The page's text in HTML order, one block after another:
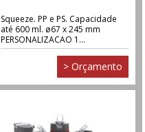
Squeeze. PP e PS. Capacidade
até 600 ml. ø67 x 245 mm
PERSONALIZACAO 1...
> Orçamento